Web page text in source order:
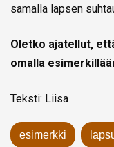
samalla lapsen
Oletko ajatellut,
omalla
Teksti: Liisa
esimerkki